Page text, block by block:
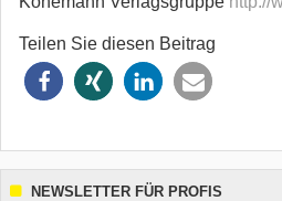
Teilen Sie diesen Beitrag
NEWSLETTER FÜR PROFIS